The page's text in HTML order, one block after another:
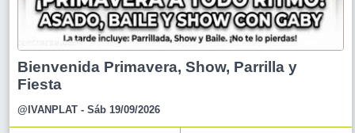
Bienvenida Primavera, Show, Parrilla y
Fiesta
@IVANPLAT - Sáb 19/09/2026